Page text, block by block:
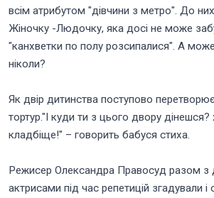
всім атрибутом "дівчини з метро". До
Жіночку -Людочку, яка досі не може
"канхветки по полу розсипалися". А
ніколи?
Як двір дитинства поступово
тортур."І куди ти з цього двору
кладбіще!" – говорить бабуся стиха.
Режисер Олександра Правосуд разом з
актрисами під час репетицій згадували